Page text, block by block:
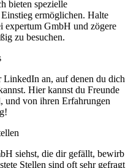
bieten spezielle
ermöglichen. Halte
expertum GmbH und zögere
zu besuchen.
an, auf denen du dich
Hier kannst du Freunde
und von ihren Erfahrungen
siehst, die dir gefällt, bewirb
Stellen sind oft sehr gefragt